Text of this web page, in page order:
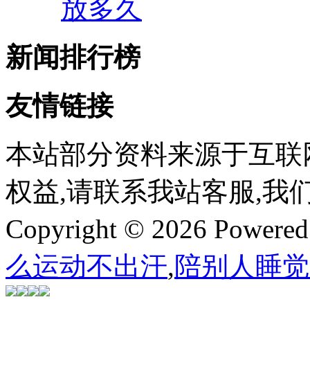
放多久
新闻排行榜
友情链接
本站部分资料来源于互
权益,请联系我站客服,我
Copyright © 2026
么运动不出汗,陪别人睡